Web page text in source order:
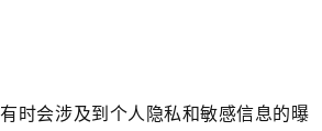
时会涉及到个人隐私和敏感信息的曝